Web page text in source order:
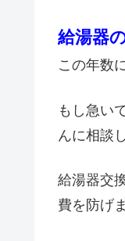
給湯器
この年数
もし急い
んに相談
給湯器交
費を防げ